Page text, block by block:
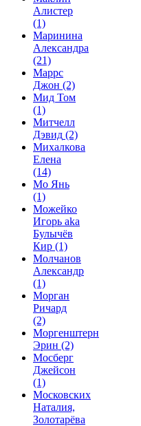
Алистер
(1)
Маринина
Александра
(21)
Маррс
Джон (2)
Мид Том
(1)
Митчелл
Дэвид (2)
Михалкова
Елена
(14)
Мо Янь
(1)
Можейко
Игорь aka
Булычёв
Кир (1)
Молчанов
Александр
(1)
Морган
Ричард
(2)
Моргенштерн
Эрин (2)
Мосберг
Джейсон
(1)
Московских
Наталия,
Золотарёва